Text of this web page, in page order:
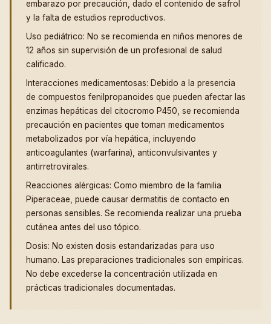
embarazo por precaución, dado el contenido de safrol
y la falta de estudios reproductivos.
Uso pediátrico: No se recomienda en niños menores de
12 años sin supervisión de un profesional de salud
calificado.
Interacciones medicamentosas: Debido a la presencia
de compuestos fenilpropanoides que pueden afectar las
enzimas hepáticas del citocromo P450, se recomienda
precaución en pacientes que toman medicamentos
metabolizados por vía hepática, incluyendo
anticoagulantes (warfarina), anticonvulsivantes y
antirretrovirales.
Reacciones alérgicas: Como miembro de la familia
Piperaceae, puede causar dermatitis de contacto en
personas sensibles. Se recomienda realizar una prueba
cutánea antes del uso tópico.
Dosis: No existen dosis estandarizadas para uso
humano. Las preparaciones tradicionales son empíricas.
No debe excederse la concentración utilizada en
prácticas tradicionales documentadas.